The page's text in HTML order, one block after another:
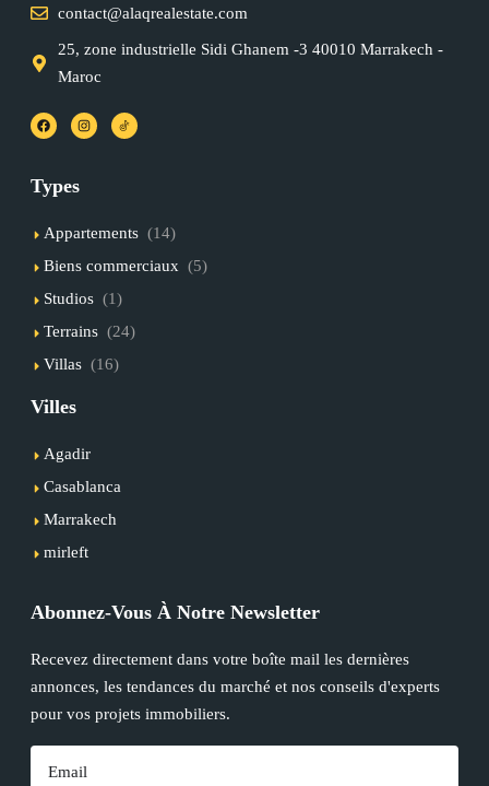
contact@alaqrealestate.com
25, zone industrielle Sidi Ghanem -3 40010 Marrakech -
Maroc
Types
Appartements (14)
Biens commerciaux (5)
Studios (1)
Terrains (24)
Villas (16)
Villes
Agadir
Casablanca
Marrakech
mirleft
Abonnez-Vous À Notre Newsletter
Recevez directement dans votre boîte mail les dernières
annonces, les tendances du marché et nos conseils d'experts
pour vos projets immobiliers.